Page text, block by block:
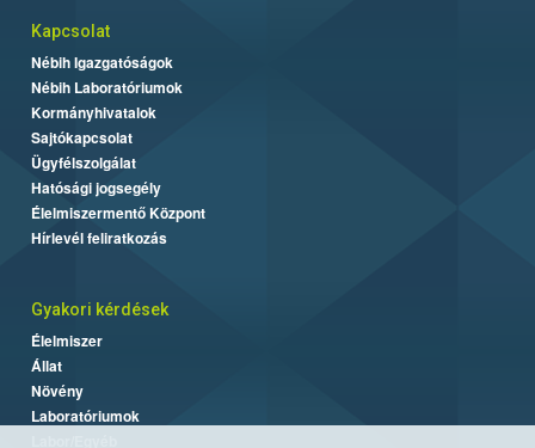
Kapcsolat
Nébih Igazgatóságok
Nébih Laboratóriumok
Kormányhivatalok
Sajtókapcsolat
Ügyfélszolgálat
Hatósági jogsegély
Élelmiszermentő Központ
Hírlevél feliratkozás
Gyakori kérdések
Élelmiszer
Állat
Növény
Laboratóriumok